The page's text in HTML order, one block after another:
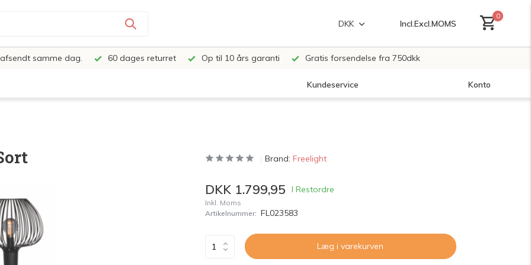
DKK Incl.Excl.MOMS
0
samme dag. 60 dages returret Op til 10 års garanti Gratis forsendelse fra 750dkk
Kundeservice Konto
Brand: Freelight
DKK 1.799,95 I Restordre
Inkl. Moms
Artikelnummer: FL023583
Læg i varekurven